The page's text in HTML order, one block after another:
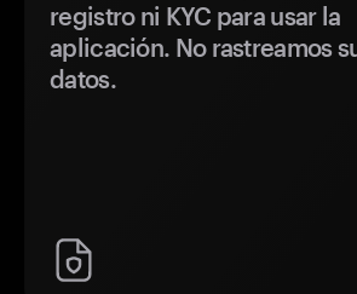
registro ni KYC para usar la
aplicación. No rastreamos
datos.